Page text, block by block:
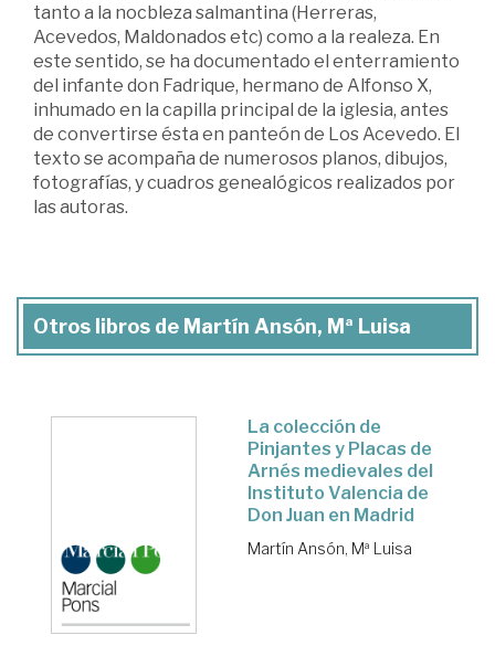
tanto a la nocbleza salmantina (Herreras,
Acevedos, Maldonados etc) como a la realeza. En
este sentido, se ha documentado el enterramiento
del infante don Fadrique, hermano de Alfonso X,
inhumado en la capilla principal de la iglesia, antes
de convertirse ésta en panteón de Los Acevedo. El
texto se acompaña de numerosos planos, dibujos,
fotografías, y cuadros genealógicos realizados por
las autoras.
Otros libros de Martín Ansón, Mª Luisa
La colección de
Pinjantes y Placas de
Arnés medievales del
Instituto Valencia de
Don Juan en Madrid
Martín Ansón, Mª Luisa